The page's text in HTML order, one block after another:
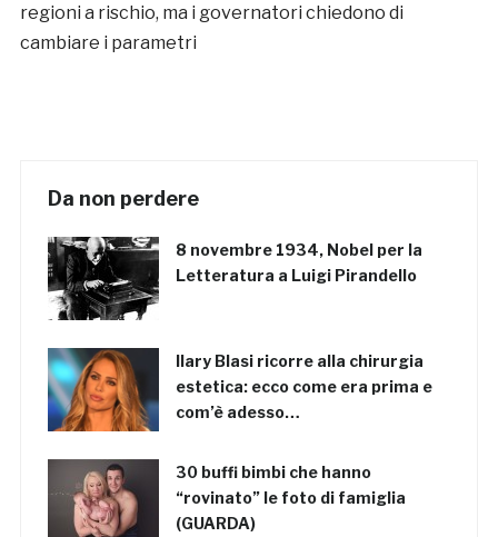
regioni a rischio, ma i governatori chiedono di
cambiare i parametri
Da non perdere
8 novembre 1934, Nobel per la
Letteratura a Luigi Pirandello
Ilary Blasi ricorre alla chirurgia
estetica: ecco come era prima e
com’è adesso…
30 buffi bimbi che hanno
“rovinato” le foto di famiglia
(GUARDA)